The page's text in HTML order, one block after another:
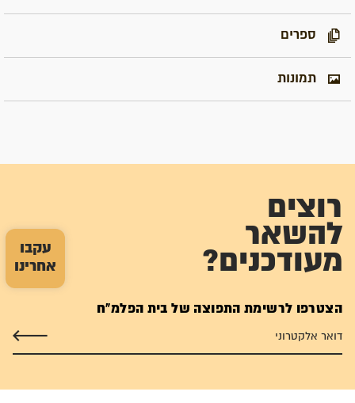
עקבו
אחרינו
ספרים
תמונות
רוצים
להשאר
מעודכנים?
הצטרפו לרשימת התפוצה של בית הפלמ"ח